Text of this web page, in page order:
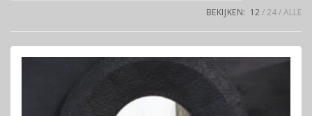
BEKIJKEN: 12 24 ALLE